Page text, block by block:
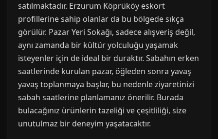
satılmaktadır. Erzurum Köprüköy eskort
profillerine sahip olanlar da bu bölgede sıkça
görülür. Pazar Yeri Sokağı, sadece alışveriş değil,
aynı zamanda bir kültür yolculuğu yaşamak
isteyenler için de ideal bir duraktır. Sabahın erken
saatlerinde kurulan pazar, öğleden sonra yavaş
yavaş toplanmaya başlar, bu nedenle ziyaretinizi
sabah saatlerine planlamanız önerilir. Burada
bulacağınız ürünlerin tazeliği ve çeşitliliği, size
unutulmaz bir deneyim yaşatacaktır.